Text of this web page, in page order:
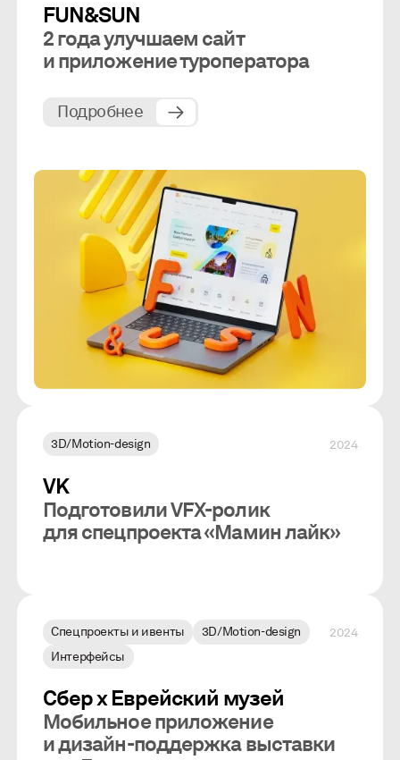
FUN&SUN
2 года улучшаем сайт
и приложение туроператора
Подробнее
3D/Motion-design 2024
VK
Подготовили VFX-ролик
для спецпроекта «Мамин лайк»
Спецпроекты и ивенты
3D/Motion-design
Интерфейсы
2024
Сбер х Еврейский музей
Мобильное приложение
и дизайн-поддержка выставки